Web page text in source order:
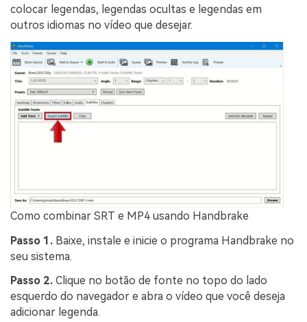
colocar legendas, legendas ocultas e legendas em
outros idiomas no vídeo que desejar.
Como combinar SRT e MP4 usando Handbrake
Passo 1. Baixe, instale e inicie o programa Handbrake no
seu sistema.
Passo 2. Clique no botão de fonte no topo do lado
esquerdo do navegador e abra o vídeo que você deseja
adicionar legenda.